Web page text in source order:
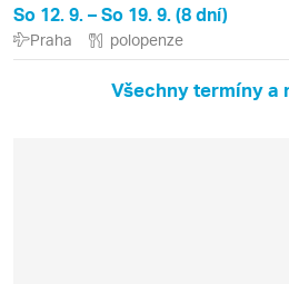
So 12. 9. – So 19. 9. (8 dní)
Praha polopenze
Všechny termíny a